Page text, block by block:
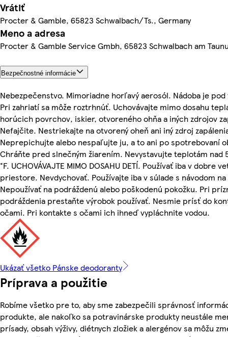
Vrátiť
Procter & Gamble, 65823 Schwalbach/Ts., Germany
Meno a adresa
Procter & Gamble Service Gmbh, 65823 Schwalbach am
Bezpečnostné informácie
Nebezpečenstvo. Mimoriadne horľavý aerosól. Nádoba je
Pri zahriatí sa môže roztrhnúť. Uchovávajte mimo dosahu
horúcich povrchov, iskier, otvoreného ohňa a iných zdrojov
Nefajčite. Nestriekajte na otvorený oheň ani iný zdroj
Neprepichujte alebo nespaľujte ju, a to ani po spotrebovaní
Chráňte pred slnečným žiarením. Nevystavujte teplotám nad
°F. UCHOVÁVAJTE MIMO DOSAHU DETÍ. Používať iba v dobre
priestore. Nevdychovať. Používajte iba v súlade s návodom
Nepoužívať na podráždenú alebo poškodenú pokožku. Pri
podráždenia prestaňte výrobok používať. Nesmie prísť do
očami. Pri kontakte s očami ich ihneď vypláchnite vodou.
Ukázať všetko Pánske deodoranty
Príprava a použitie
Robíme všetko pre to, aby sme zabezpečili správnosť
produkte, ale nakoľko sa potravinárske produkty neustále
prísady, obsah výživy, diétnych zložiek a alergénov sa môžu